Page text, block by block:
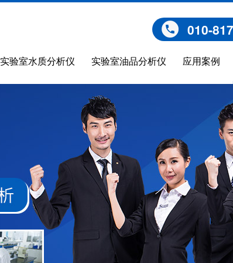
010-
实验室水质分析仪 实验室油品分析仪 应用案例